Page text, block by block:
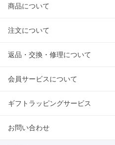
商品について
注文について
返品・交換・修理について
会員サービスについて
ギフトラッピングサービス
お問い合わせ